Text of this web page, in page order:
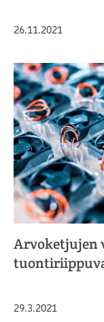
Julkaistu
26.11.2021
Arvoketjujen
Julkaistu
29.3.2021